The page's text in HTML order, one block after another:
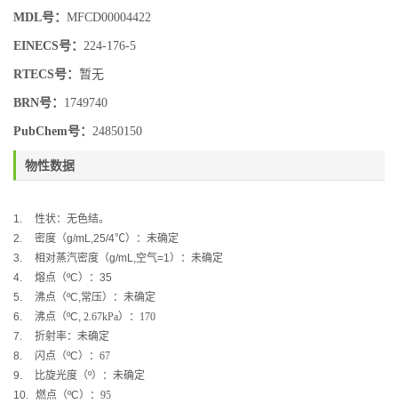
MDL号： MFCD00004422
EINECS号： 224-176-5
RTECS号： 暂无
BRN号： 1749740
PubChem号： 24850150
物性数据
1. 性状： 无色结。
2.
密度（g/mL,25/4℃）：未确定
3.
相对蒸汽密度（g/mL,空气=1）：未确定
4.
熔点（ºC）： 35
5.
沸点（ºC,常压）：未确定
6.
沸点（ºC, 2.67kPa）： 170
7.
折射率：未确定
8.
闪点（ºC）： 67
9.
比旋光度（º）：未确定
10. 燃点（ºC）：95